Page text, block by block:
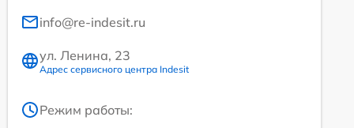
info@re-indesit.ru
ул. Ленина, 23
Адрес сервисного центра Indesit
Режим работы: